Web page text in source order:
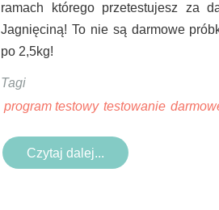
ramach którego przetestujesz za
Jagnięciną! To nie są darmowe
po 2,5kg!
Tagi
program testowy testowanie
Czytaj dalej...